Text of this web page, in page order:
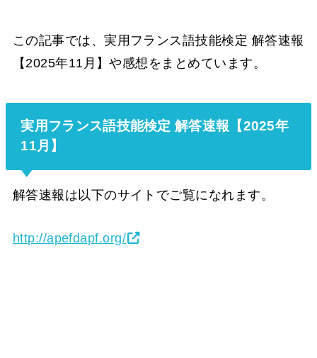
この記事では、実用フランス語技能検定 解答速報
【2025年11月】や感想をまとめています。
実用フランス語技能検定 解答速報【2025年
11月】
解答速報は以下のサイトでご覧になれます。
http://apefdapf.org/